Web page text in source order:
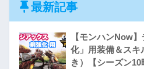
最新記事
【モンハンNow
化」用装備＆スキ
き）【シーズン10